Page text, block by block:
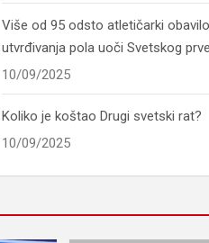
Više od 95 odsto atletičarki
utvrđivanja pola uoči Svetskog
10/09/2025
Koliko je koštao Drugi svetski rat?
10/09/2025